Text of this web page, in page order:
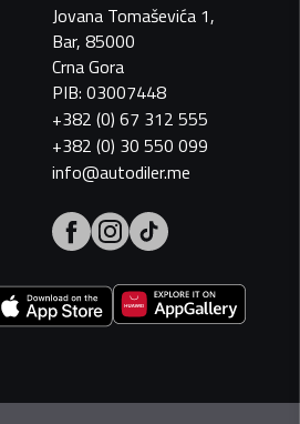
Jovana Tomaševića 1,
Bar, 85000
Crna Gora
PIB: 03007448
+382 (0) 67 312 555
+382 (0) 30 550 099
info@autodiler.me